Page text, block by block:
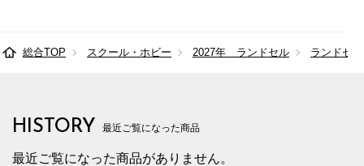
総合TOP スクール・ホビー 2027年 ランドセル ランドセ
HISTORY 最近ご覧になった商品
最近ご覧になった商品がありません。